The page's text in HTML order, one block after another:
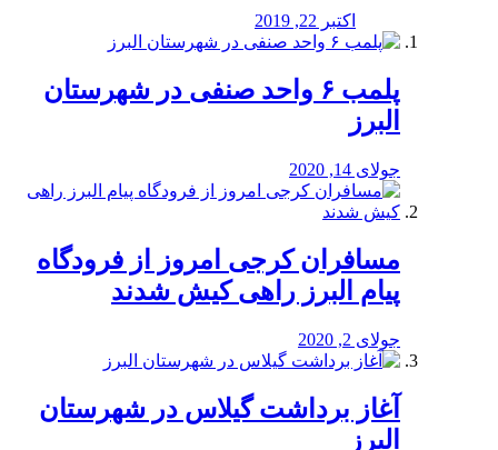
اکتبر 22, 2019
پلمب ۶ واحد صنفی در شهرستان
البرز
جولای 14, 2020
مسافران کرجی امروز از فرودگاه
پیام البرز راهی کیش شدند
جولای 2, 2020
آغاز برداشت گیلاس در شهرستان
البرز